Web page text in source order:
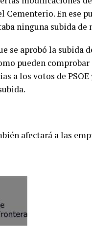
En ese
ninguna subida de
se aprobó la subida
pueden
a los votos de PSOE
afectará a las